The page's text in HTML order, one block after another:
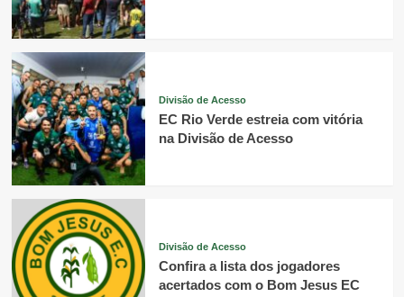
Divisão de Acesso
EC Rio Verde estreia com vitória
na Divisão de Acesso
Divisão de Acesso
Confira a lista dos jogadores
acertados com o Bom Jesus EC